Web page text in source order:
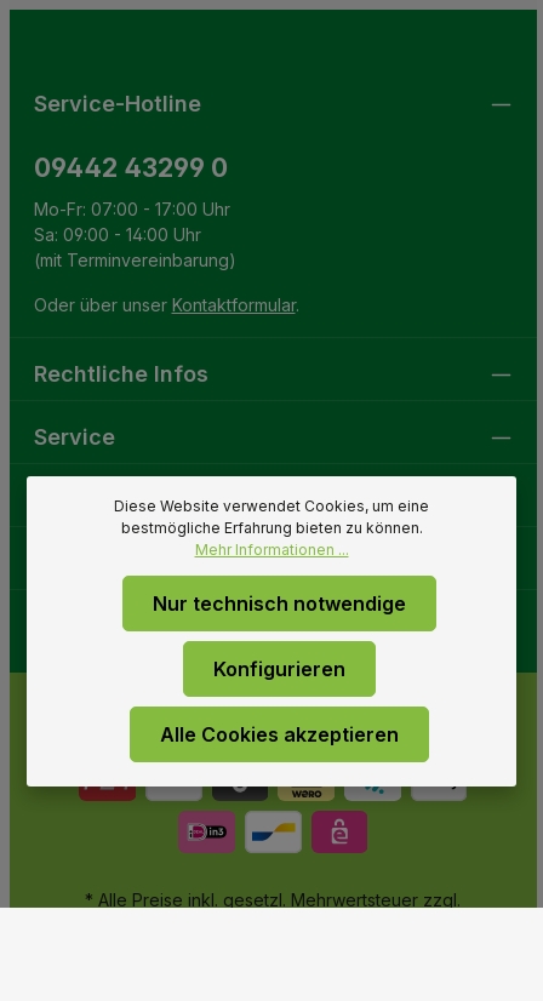
Service-Hotline
09442 43299 0
Mo-Fr: 07:00 - 17:00 Uhr
Sa: 09:00 - 14:00 Uhr
(mit Terminvereinbarung)
Oder über unser Kontaktformular.
Rechtliche Infos
Service
Gartenwelt
* Alle Preise inkl. gesetzl. Mehrwertsteuer zzgl.
Diese Website verwendet Cookies, um eine
bestmögliche Erfahrung bieten zu können.
Mehr Informationen ...
Nur technisch notwendige
Konfigurieren
Alle Cookies akzeptieren